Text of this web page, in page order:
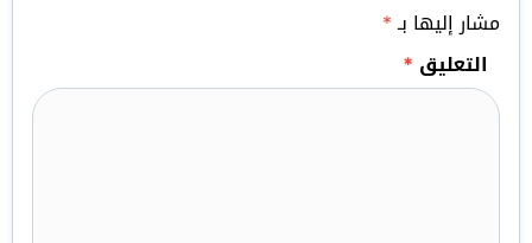
مشار إليها بـ*
التعليق *